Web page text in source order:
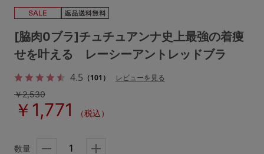
サイズの表示を閉じる
ランキング
高評価レビューアイテム
WEB限定アイテム
特集ページ
[脇肉0ブラ]チュチュアンナ史上最強の着痩
せを叶える レーシーアントレッドブラ
4.5 （101）
レビューを見る
￥2,530
￥1,771 （税込）
数量